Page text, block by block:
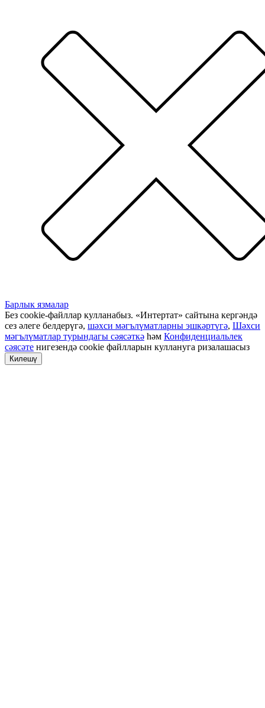
Барлык язмалар
Без cookie-файллар кулланабыз. «Интертат» сайтына кергәндә
сез әлеге белдерүгә, шәхси мәгълүматларны эшкәртүгә, Шәхси
мәгълүматлар турындагы сәясәткә һәм Конфиденциальлек
сәясәте нигезендә cookie файлларын куллануга ризалашасыз
Килешү